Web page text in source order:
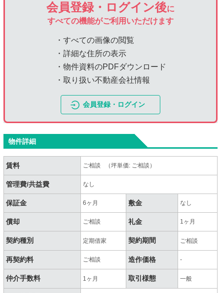
会員登録・ログイン後に
すべての機能がご利用いただけます
・すべての画像の閲覧
・詳細な住所の表示
・物件資料のPDFダウンロード
・取り扱い不動産会社情報
会員登録・ログイン
物件詳細
賃料 ご相談 （坪単価: ご相談）
管理費/共益費 なし
保証金 6ヶ月 敷金 なし
償却 ご相談 礼金 1ヶ月
契約種別 定期借家 契約期間 ご相談
再契約料 ご相談 造作価格 -
仲介手数料 1ヶ月 取引様態 一般